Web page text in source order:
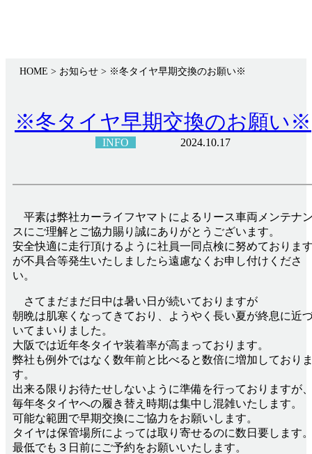
HOME > お知らせ > ※冬タイヤ早期交換のお願い※
※冬タイヤ早期交換のお願い※
INFO 2024.10.17
平素は弊社カーライフヤマトによるリース車両メンテナ
スにご理解とご協力賜り誠にありがとうございます。
安全快適に走行頂けるように社員一同点検に努めておりま
が不具合等発生いたしましたら遠慮なくお申し付けくださ
い。
さてまだまだ日中は暑い日が続いておりますが
朝晩は肌寒くなってきており、ようやく長い夏が終息に近
いてまいりました。
大阪では近年冬タイヤ装着率が高まっております。
弊社も例外ではなく数年前と比べると数倍に増加しており
す。
出来る限りお待たせしないように準備を行っておりますが
毎年冬タイヤへの履き替え時期は集中し混雑いたします。
可能な範囲で早期交換にご協力をお願いします。
タイヤは保管場所によっては取り寄せるのに数日要します
最低でも３日前にご予約をお願いいたします。